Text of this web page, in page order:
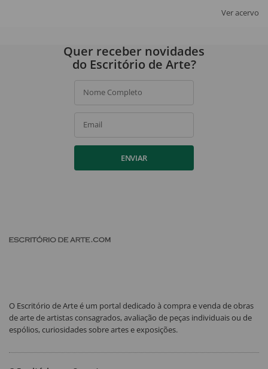
Ver acervo
Quer receber novidades
do Escritório de Arte?
Nome Completo
Email
ENVIAR
O Escritório de Arte é um portal dedicado à compra e venda de obras
de arte de artistas consagrados, avaliação de peças individuais ou de
espólios, curiosidades sobre artes e exposições.